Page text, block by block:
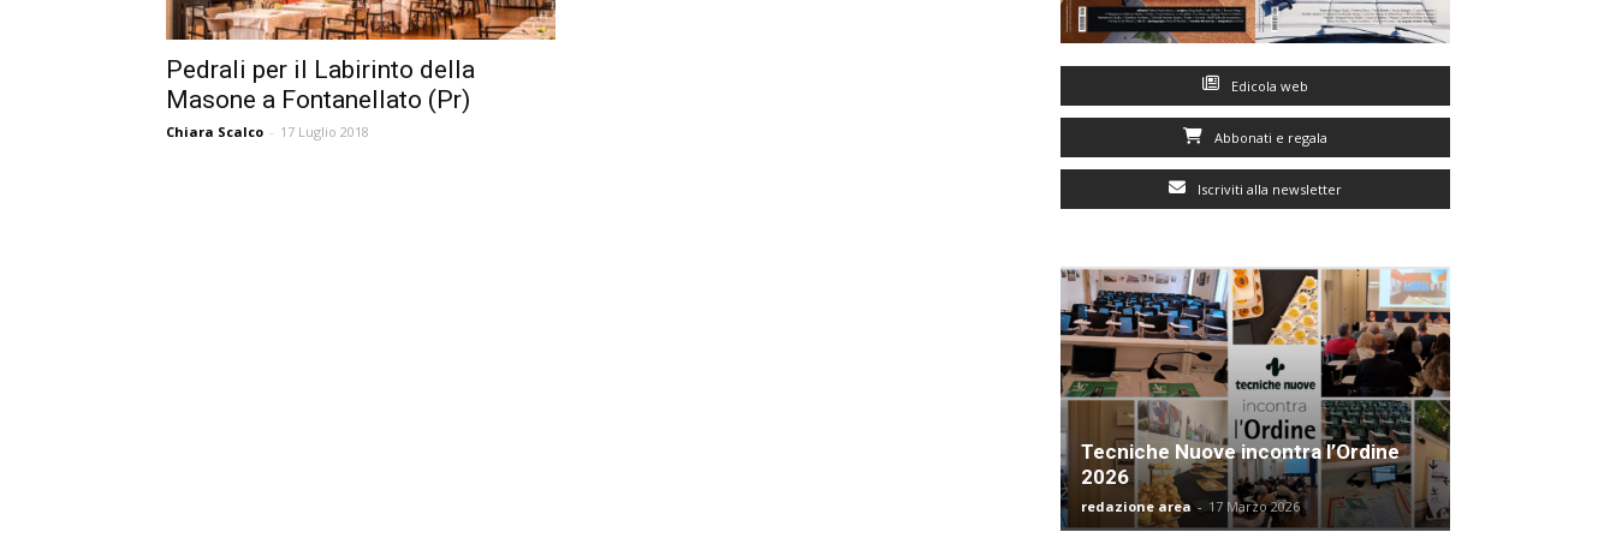
Pedrali per il Labirinto della
Masone a Fontanellato (Pr)
Chiara Scalco - 17 Luglio 2018
Edicola web
Abbonati e regala
Iscriviti alla newsletter
Tecniche Nuove incontra l’Ordine
2026
redazione area - 17 Marzo 2026